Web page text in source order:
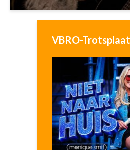
VBRO-Trotsplaat